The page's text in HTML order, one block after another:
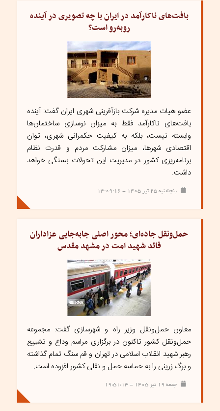
بافت‌های ناکارآمد در ایران با چه تصویری در آینده
روبه‌رو است؟
عضو هیات مدیره شرکت بازآفرینی شهری ایران گفت: آینده
بافت‌های ناکارآمد فقط به میزان نوسازی ساختمان‌ها
وابسته نیست، بلکه به کیفیت حکمرانی شهری، توان
اقتصادی شهرها، میزان مشارکت مردم و قدرت نظام
برنامه‌ریزی کشور در مدیریت این تحولات بستگی خواهد
داشت.
پنجشنبه ۲۵ تیر ۱۴۰۵ - ۱۳:۰۹:۱۶
حمل‌ونقل جاده‌ای؛ محور اصلی جابه‌جایی عزاداران
قائد شهید امت در مشهد مقدس
معاون حمل‌ونقل وزیر راه و شهرسازی گفت: مجموعه
حمل‌ونقل کشور تاکنون در برگزاری مراسم وداع و تشییع
رهبر شهید انقلاب اسلامی در تهران و قم سنگ تمام گذاشته
و برگ زرینی را به حماسه حمل و نقلی کشور افزوده است.
جمعه ۱۹ تیر ۱۴۰۵ - ۱۹:۵۱:۱۳